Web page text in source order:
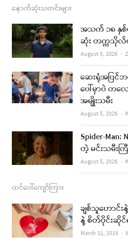
c
e
b
o
o
k
s
t
a
g
r
a
m
s
t
u
b
i
l
နောက်ဆုံးသတင်းများ
အသက် ၁၈ နှ
ဆုံး တက္ကသိုလ်
August 5, 2026
ဆေးရုံအပြ
ပေါ်မှာပဲ ကလ
အမျိုးသမီး
August 5, 2026
Spider-Man:
တဲ့ မင်းသမီးက
August 5, 2026
ထင်ပေါ်ကျော်ကြား
ချစ်သူဟောင်း
နဲ့ စိတ်ပိုင်းဆို
March 11, 2019